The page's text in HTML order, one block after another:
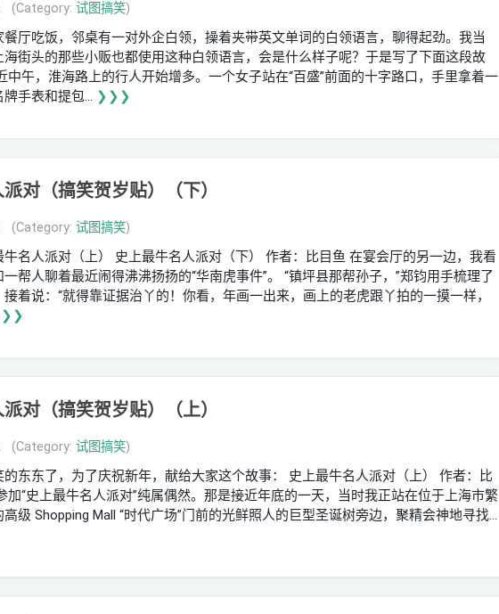
(Category: 试图搞笑)
餐厅吃饭，邻桌有一对外企白领，操着夹带英文单词的白领语言，聊得起劲。我当
海街头的那些小贩也都使用这种白领语言，会是什么样子呢？于是写了下面这段故
中午，淮海路上的行人开始增多。一个女子站在“百盛”前面的十字路口，手里拿着一
手表和提包... ❯❯❯
对（搞笑贺岁贴）（下）
(Category: 试图搞笑)
名人派对（上） 史上最牛名人派对（下） 作者：比目鱼 在宴会厅的另一边，我看
帮人聊着最近闹得沸沸扬扬的“华南虎事件”。 “镇坪县那帮孙子，”郑钧用手梳理了
着说：“就得靠证据治丫的！你看，年画一出来，画上的老虎跟丫拍的一摸一样，
对（搞笑贺岁贴）（上）
(Category: 试图搞笑)
东东了，为了庆祝新年，献给大家这个故事： 史上最牛名人派对（上） 作者：比
加“史上最牛名人派对”纯属偶然。那是接近年底的一天，当时我正站在位于上海市繁
级 Shopping Mall “时代广场”门前的光鲜照人的巨型圣诞树旁边，聚精会神地寻找...